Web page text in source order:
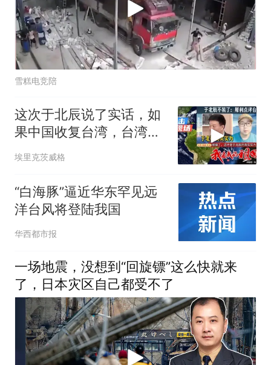
雪糕电竞陪
这次于北辰说了实话，如
果中国收复台湾，台湾能
顶多久
埃里克茨威格
“白海豚”逼近华东罕见远
洋台风将登陆我国
华西都市报
一场地震，没想到“回旋镖”这么快就来
了，日本灾区自己都受不了